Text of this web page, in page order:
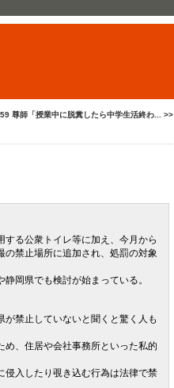
尊師「授業中に脱糞したら中学生活終わ... >>
る公衆トイレ等に加え、今月から
禁止場所に追加され、処罰の対象
岡県でも検討が始まっている。
禁止していないと聞くと驚く人も
、住居や会社事務所といった私的
侵入したり覗き込む行為は法律で禁